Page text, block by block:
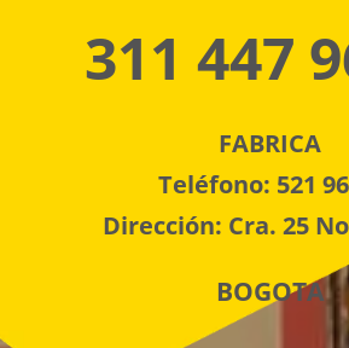
311 447
FABRICA
Teléfono: 521
Dirección: Cra. 25
BOGOTA